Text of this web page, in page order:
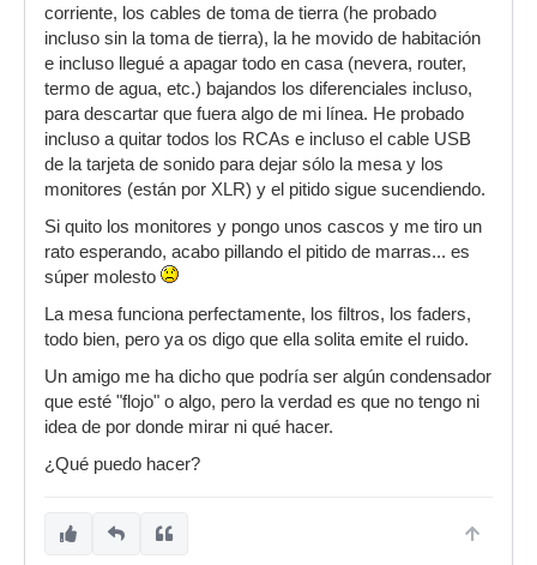
corriente, los cables de toma de tierra (he probado
incluso sin la toma de tierra), la he movido de habitación
e incluso llegué a apagar todo en casa (nevera, router,
termo de agua, etc.) bajandos los diferenciales incluso,
para descartar que fuera algo de mi línea. He probado
incluso a quitar todos los RCAs e incluso el cable USB
de la tarjeta de sonido para dejar sólo la mesa y los
monitores (están por XLR) y el pitido sigue sucendiendo.
Si quito los monitores y pongo unos cascos y me tiro un
rato esperando, acabo pillando el pitido de marras... es
súper molesto
La mesa funciona perfectamente, los filtros, los faders,
todo bien, pero ya os digo que ella solita emite el ruido.
Un amigo me ha dicho que podría ser algún condensador
que esté "flojo" o algo, pero la verdad es que no tengo ni
idea de por donde mirar ni qué hacer.
¿Qué puedo hacer?